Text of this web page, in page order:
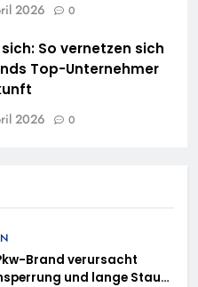
2026 0
So vernetzen sich
Top-Unternehmer
2026 0
Brand verursacht
und lange Staus